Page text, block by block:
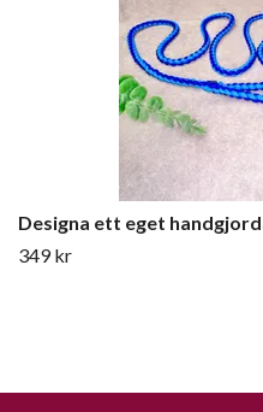
Designa ett eget
349 kr